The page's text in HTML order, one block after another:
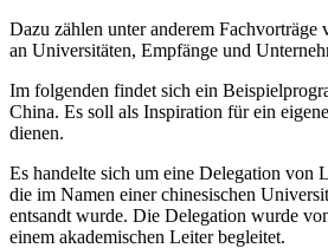
Dazu zählen unter anderem Fachvorträge
an Universitäten, Empfänge und
Im folgenden findet sich ein
China. Es soll als Inspiration für ein
dienen.
Es handelte sich um eine Delegation von
die im Namen einer chinesischen
entsandt wurde. Die Delegation wurde
einem akademischen Leiter begleitet.